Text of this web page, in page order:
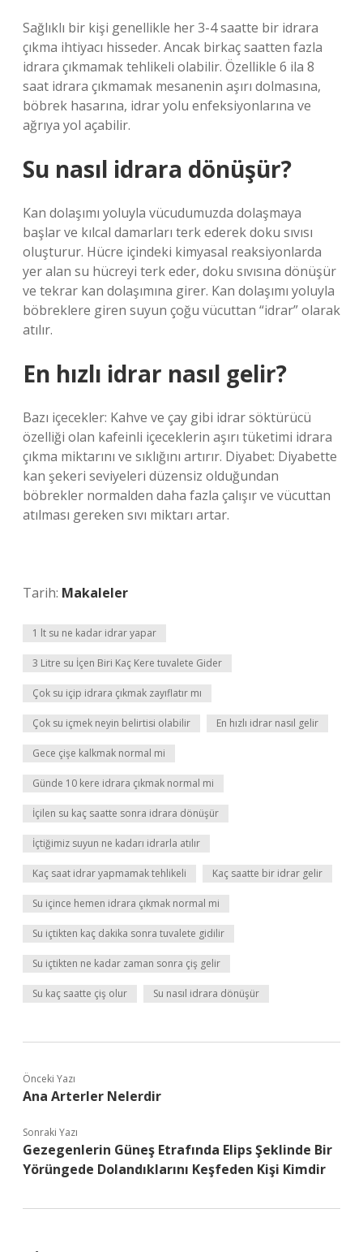
Sağlıklı bir kişi genellikle her 3-4 saatte bir idrara
çıkma ihtiyacı hisseder. Ancak birkaç saatten fazla
idrara çıkmamak tehlikeli olabilir. Özellikle 6 ila 8
saat idrara çıkmamak mesanenin aşırı dolmasına,
böbrek hasarına, idrar yolu enfeksiyonlarına ve
ağrıya yol açabilir.
Su nasıl idrara dönüşür?
Kan dolaşımı yoluyla vücudumuzda dolaşmaya
başlar ve kılcal damarları terk ederek doku sıvısı
oluşturur. Hücre içindeki kimyasal reaksiyonlarda
yer alan su hücreyi terk eder, doku sıvısına dönüşür
ve tekrar kan dolaşımına girer. Kan dolaşımı yoluyla
böbreklere giren suyun çoğu vücuttan “idrar” olarak
atılır.
En hızlı idrar nasıl gelir?
Bazı içecekler: Kahve ve çay gibi idrar söktürücü
özelliği olan kafeinli içeceklerin aşırı tüketimi idrara
çıkma miktarını ve sıklığını artırır. Diyabet: Diyabette
kan şekeri seviyeleri düzensiz olduğundan
böbrekler normalden daha fazla çalışır ve vücuttan
atılması gereken sıvı miktarı artar.
Tarih: Makaleler
1 lt su ne kadar idrar yapar
3 Litre su İçen Biri Kaç Kere tuvalete Gider
Çok su içip idrara çıkmak zayıflatır mı
Çok su içmek neyin belirtisi olabilir En hızlı idrar nasıl gelir
Gece çişe kalkmak normal mi
Günde 10 kere idrara çıkmak normal mi
İçilen su kaç saatte sonra idrara dönüşür
İçtiğimiz suyun ne kadarı idrarla atılır
Kaç saat idrar yapmamak tehlikeli Kaç saatte bir idrar gelir
Su içince hemen idrara çıkmak normal mi
Su içtikten kaç dakika sonra tuvalete gidilir
Su içtikten ne kadar zaman sonra çiş gelir
Su kaç saatte çiş olur Su nasıl idrara dönüşür
Önceki Yazı
Ana Arterler Nelerdir
Sonraki Yazı
Gezegenlerin Güneş Etrafında Elips Şeklinde Bir
Yörüngede Dolandıklarını Keşfeden Kişi Kimdir